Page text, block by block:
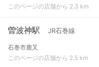
このページの店舗から 2.3 km
曽波神駅 JR石巻線
石巻市鹿又
このページの店舗から 2.5 km